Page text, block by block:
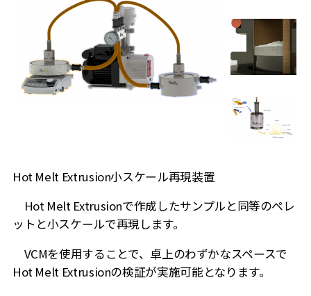
Hot Melt Extrusion小スケール再現装置
Hot Melt Extrusionで作成したサンプルと同等のペレ
ットと小スケールで再現します。
VCMを使用することで、卓上のわずかなスペースで
Hot Melt Extrusionの検証が実施可能となります。